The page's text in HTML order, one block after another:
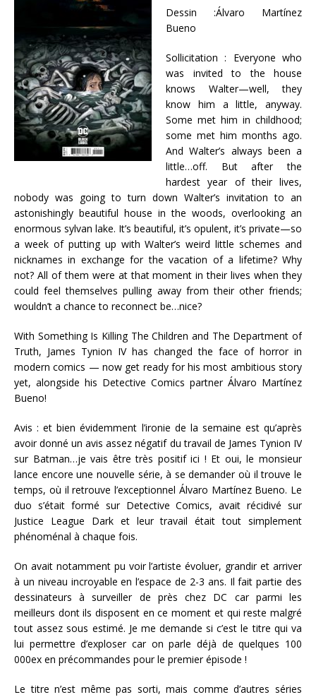
Dessin :Álvaro Martínez
Bueno
Sollicitation : Everyone who
was invited to the house
knows Walter—well, they
know him a little, anyway.
Some met him in childhood;
some met him months ago.
And Walter’s always been a
little…off. But after the
hardest year of their lives,
nobody was going to turn down Walter’s invitation to an
astonishingly beautiful house in the woods, overlooking an
enormous sylvan lake. It’s beautiful, it’s opulent, it’s private—so
a week of putting up with Walter’s weird little schemes and
nicknames in exchange for the vacation of a lifetime? Why
not? All of them were at that moment in their lives when they
could feel themselves pulling away from their other friends;
wouldn’t a chance to reconnect be…nice?
With Something Is Killing The Children and The Department of
Truth, James Tynion IV has changed the face of horror in
modern comics — now get ready for his most ambitious story
yet, alongside his Detective Comics partner Álvaro Martínez
Bueno!
Avis : et bien évidemment l’ironie de la semaine est qu’après
avoir donné un avis assez négatif du travail de James Tynion IV
sur Batman…je vais être très positif ici ! Et oui, le monsieur
lance encore une nouvelle série, à se demander où il trouve le
temps, où il retrouve l’exceptionnel Álvaro Martínez Bueno. Le
duo s’était formé sur Detective Comics, avait récidivé sur
Justice League Dark et leur travail était tout simplement
phénoménal à chaque fois.
On avait notamment pu voir l’artiste évoluer, grandir et arriver
à un niveau incroyable en l’espace de 2-3 ans. Il fait partie des
dessinateurs à surveiller de près chez DC car parmi les
meilleurs dont ils disposent en ce moment et qui reste malgré
tout assez sous estimé. Je me demande si c’est le titre qui va
lui permettre d’exploser car on parle déjà de quelques 100
000ex en précommandes pour le premier épisode !
Le titre n’est même pas sorti, mais comme d’autres séries